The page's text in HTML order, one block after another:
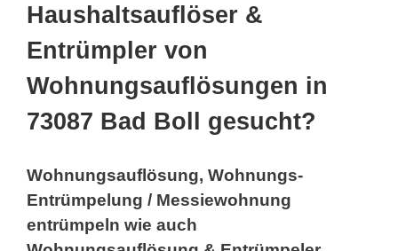
Haushaltsauflöser &
Entrümpler von
Wohnungsauflösungen in
73087 Bad Boll gesucht?
Wohnungsauflösung, Wohnungs-
Entrümpelung / Messiewohnung
entrümpeln wie auch